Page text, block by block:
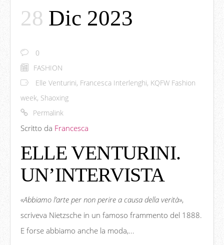
28 Dic 2023
0
FASHION
Elle Venturini, Francesca Interlenghi, KQFW Fashion
week, Shaoxing
Permalink
Scritto da Francesca
ELLE VENTURINI.
UN’INTERVISTA
«Abbiamo l’arte per non perire a causa della verità»,
scriveva Nietzsche in un famoso frammento del 1888.
E forse abbiamo anche la moda,...